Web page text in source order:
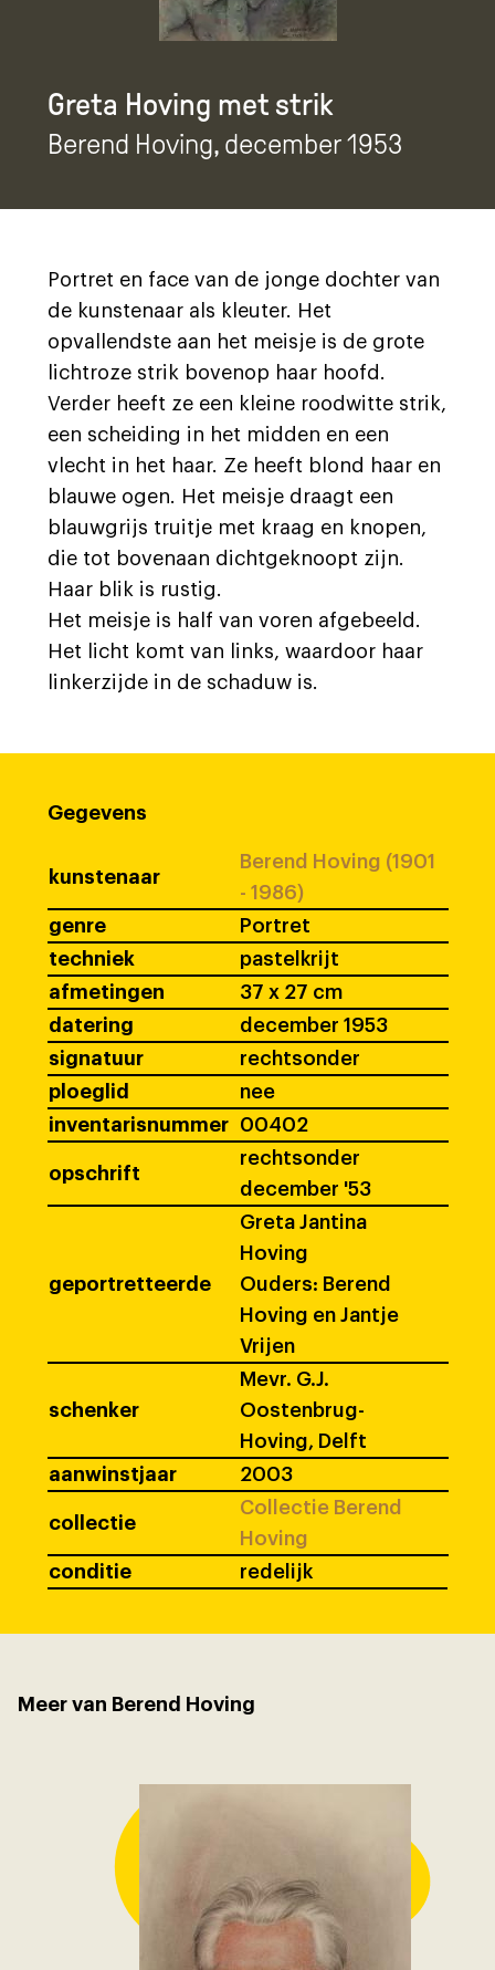
Greta Hoving met strik
Berend Hoving, december 1953
Portret en face van de jonge dochter van
de kunstenaar als kleuter. Het
opvallendste aan het meisje is de grote
lichtroze strik bovenop haar hoofd.
Verder heeft ze een kleine roodwitte strik,
een scheiding in het midden en een
vlecht in het haar. Ze heeft blond haar en
blauwe ogen. Het meisje draagt een
blauwgrijs truitje met kraag en knopen,
die tot bovenaan dichtgeknoopt zijn.
Haar blik is rustig.
Het meisje is half van voren afgebeeld.
Het licht komt van links, waardoor haar
linkerzijde in de schaduw is.
Gegevens
kunstenaar
Berend Hoving (1901
- 1986)
genre
Portret
techniek
pastelkrijt
afmetingen
37 x 27 cm
datering
december 1953
signatuur
rechtsonder
ploeglid
nee
inventarisnummer
00402
opschrift
rechtsonder
december '53
geportretteerde
Greta Jantina
Hoving
Ouders: Berend
Hoving en Jantje
Vrijen
schenker
Mevr. G.J.
Oostenbrug-
Hoving, Delft
aanwinstjaar
2003
collectie
Collectie Berend
Hoving
conditie
redelijk
Meer van Berend Hoving